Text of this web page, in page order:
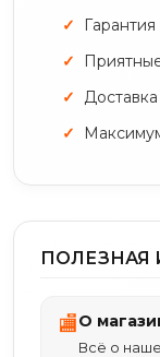
🏬О
Всё о